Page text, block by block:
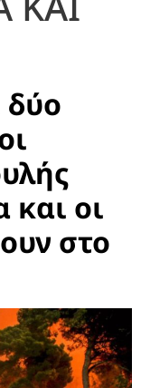
δύο
και οι
στο